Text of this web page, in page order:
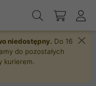
niedostępny. Do 16
do pozostałych
kurierem.